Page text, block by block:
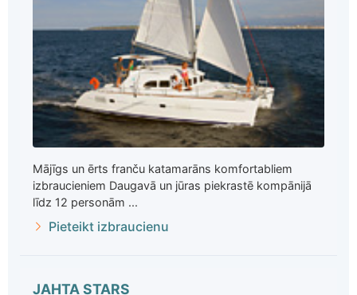
Mājīgs un ērts franču katamarāns komfortabliem
izbraucieniem Daugavā un jūras piekrastē kompānijā
līdz 12 personām ...
Pieteikt izbraucienu
JAHTA STARS